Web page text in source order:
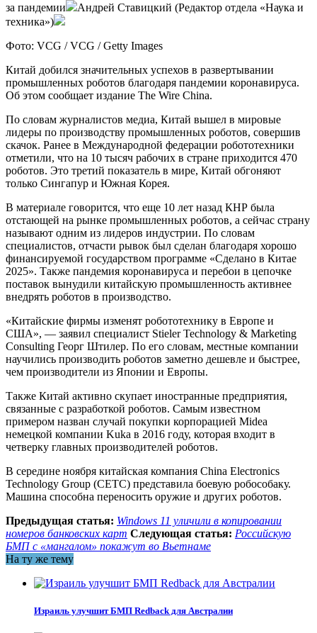
за пандемии
Андрей Ставицкий (Редактор отдела «Наука и
техника»)
Фото: VCG / VCG / Getty Images
Китай добился значительных успехов в развертывании
промышленных роботов благодаря пандемии коронавируса.
Об этом сообщает издание The Wire China.
По словам журналистов медиа, Китай вышел в мировые
лидеры по производству промышленных роботов, совершив
скачок. Ранее в Международной федерации робототехники
отметили, что на 10 тысяч рабочих в стране приходится 470
роботов. Это третий показатель в мире, Китай обгоняют
только Сингапур и Южная Корея.
В материале говорится, что еще 10 лет назад КНР была
отстающей на рынке промышленных роботов, а сейчас страну
называют одним из лидеров индустрии. По словам
специалистов, отчасти рывок был сделан благодаря хорошо
финансируемой государством программе «Сделано в Китае
2025». Также пандемия коронавируса и перебои в цепочке
поставок вынудили китайскую промышленность активнее
внедрять роботов в производство.
«Китайские фирмы изменят робототехнику в Европе и
США», — заявил специалист Stieler Technology & Marketing
Consulting Георг Штилер. По его словам, местные компании
научились производить роботов заметно дешевле и быстрее,
чем производители из Японии и Европы.
Также Китай активно скупает иностранные предприятия,
связанные с разработкой роботов. Самым известном
примером назван случай покупки корпорацией Midea
немецкой компании Kuka в 2016 году, которая входит в
четверку главных производителей роботов.
В середине ноября китайская компания China Electronics
Technology Group (CETC) представила боевую робособаку.
Машина способна переносить оружие и других роботов.
Предыдущая статья: Windows 11 уличили в копировании
номеров банковских карт Следующая статья: Российскую
БМП с «мангалом» покажут во Вьетнаме
На ту же тему
Израиль улучшит БМП Redback для Австралии